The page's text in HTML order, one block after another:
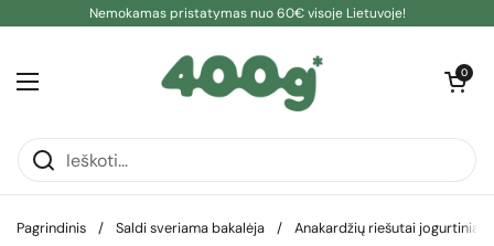
Pereiti prie turinioNemokamas pristatymas nuo 60€ visoje Lietuvoje!
Atidaryti meniu
Atidaryti
0
Pagrindinis / Saldi sveriama bakalėja / Anakardžių riešutai